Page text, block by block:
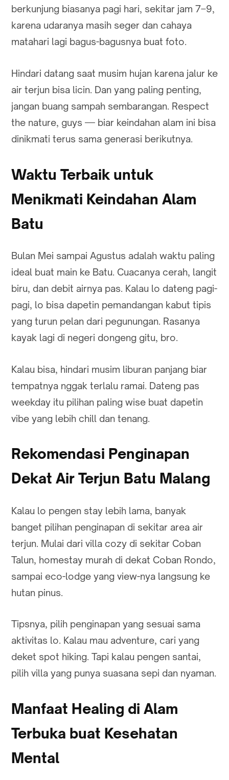
berkunjung biasanya pagi hari, sekitar jam 7–9,
karena udaranya masih seger dan cahaya
matahari lagi bagus-bagusnya buat foto.
Hindari datang saat musim hujan karena jalur ke
air terjun bisa licin. Dan yang paling penting,
jangan buang sampah sembarangan. Respect
the nature, guys — biar keindahan alam ini bisa
dinikmati terus sama generasi berikutnya.
Waktu Terbaik untuk
Menikmati Keindahan Alam
Batu
Bulan Mei sampai Agustus adalah waktu paling
ideal buat main ke Batu. Cuacanya cerah, langit
biru, dan debit airnya pas. Kalau lo dateng pagi-
pagi, lo bisa dapetin pemandangan kabut tipis
yang turun pelan dari pegunungan. Rasanya
kayak lagi di negeri dongeng gitu, bro.
Kalau bisa, hindari musim liburan panjang biar
tempatnya nggak terlalu ramai. Dateng pas
weekday itu pilihan paling wise buat dapetin
vibe yang lebih chill dan tenang.
Rekomendasi Penginapan
Dekat Air Terjun Batu Malang
Kalau lo pengen stay lebih lama, banyak
banget pilihan penginapan di sekitar area air
terjun. Mulai dari villa cozy di sekitar Coban
Talun, homestay murah di dekat Coban Rondo,
sampai eco-lodge yang view-nya langsung ke
hutan pinus.
Tipsnya, pilih penginapan yang sesuai sama
aktivitas lo. Kalau mau adventure, cari yang
deket spot hiking. Tapi kalau pengen santai,
pilih villa yang punya suasana sepi dan nyaman.
Manfaat Healing di Alam
Terbuka buat Kesehatan
Mental